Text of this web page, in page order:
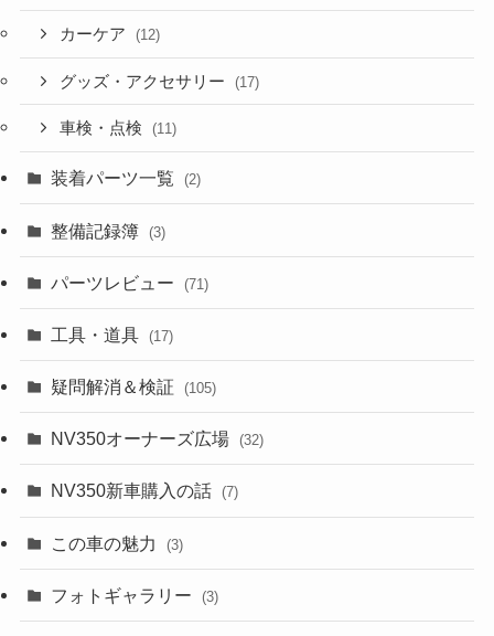
カーケア (12)
グッズ・アクセサリー (17)
車検・点検 (11)
装着パーツ一覧 (2)
整備記録簿 (3)
パーツレビュー (71)
工具・道具 (17)
疑問解消＆検証 (105)
NV350オーナーズ広場 (32)
NV350新車購入の話 (7)
この車の魅力 (3)
フォトギャラリー (3)